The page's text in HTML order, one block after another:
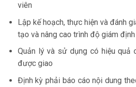
viên
Lập kế hoạch, thực hiện và đánh
tạo và nâng cao trình độ giám
Quản lý và sử dụng có hiệu quả
được giao
Định kỳ phải báo cáo nội dung